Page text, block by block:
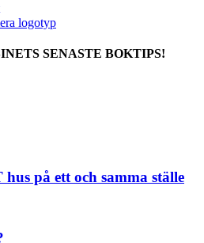
SENASTE BOKTIPS!
på ett och samma ställe